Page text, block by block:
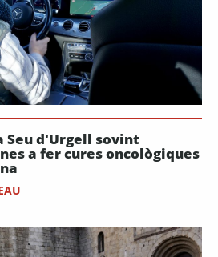
Seu d'Urgell sovint
a fer cures oncològiques